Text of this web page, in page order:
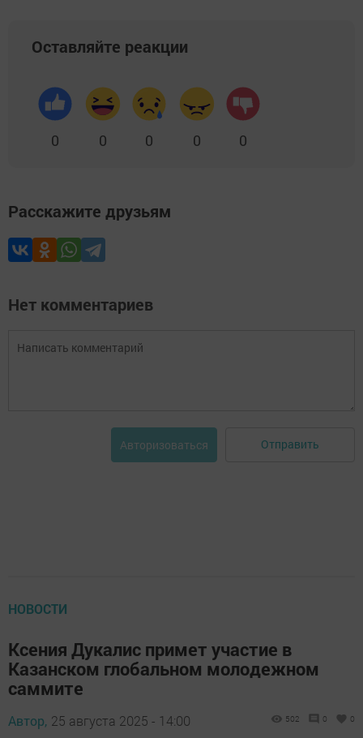
Оставляйте реакции
0 0 0 0 0
Расскажите друзьям
Нет комментариев
Авторизоваться Отправить
НОВОСТИ
Ксения Дукалис примет участие в
Казанском глобальном молодежном
саммите
Автор, 25 августа 2025 - 14:00 502 0 0